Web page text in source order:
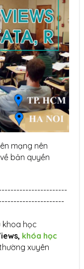
mạng nên
bản quyền
học
khóa học
xuyên